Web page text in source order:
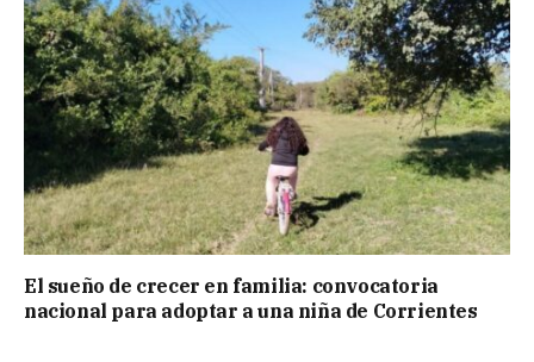
El sueño de crecer en familia: convocatoria
nacional para adoptar a una niña de Corrientes